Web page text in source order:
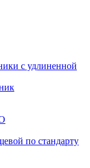
с удлиненной
по стандарту